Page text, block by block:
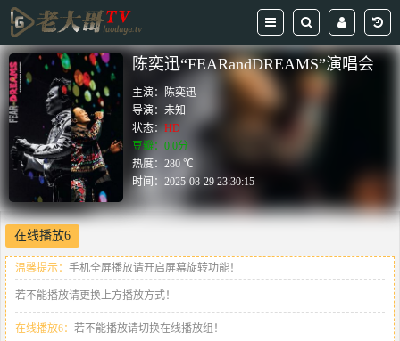
陈奕迅“FEARandDREAMS”演唱会
主演：
陈奕迅
导演：未知
状态：HD
豆瓣：0.0分
热度：280 ℃
时间：2025-08-29 23:30:15
在线播放6
温馨提示： 手机全屏播放请开启屏幕旋转功能！
若不能播放请更换上方播放方式！
在线播放6： 若不能播放请切换在线播放组！